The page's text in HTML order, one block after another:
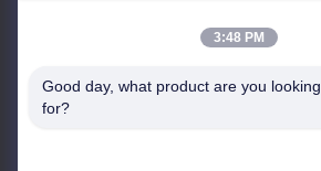
3:48 PM
Good day, what product are you looking
for?